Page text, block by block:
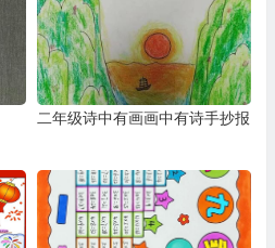
二年级诗中有画画中有诗手抄报